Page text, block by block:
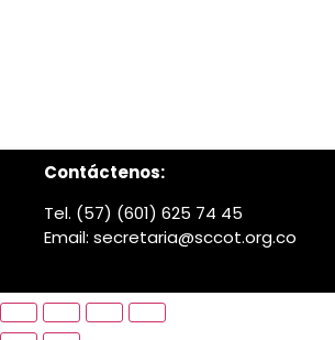
Contáctenos:
Tel. (57) (601) 625 74 45
Email: secretaria@sccot.org.co